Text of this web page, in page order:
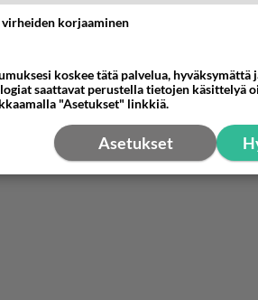
korjaaminen
koskee tätä palvelua, hyväksymättä
saattavat perustella tietojen käsittelyä
"Asetukset" linkkiä.
Asetukset